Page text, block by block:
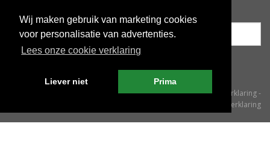
Wij maken gebruik van marketing cookies
voor personalisatie van advertenties.
Lees onze cookie verklaring
Liever niet Prima
Algemene voorwaarden-Cookieverklaring-
Privacyverklaring